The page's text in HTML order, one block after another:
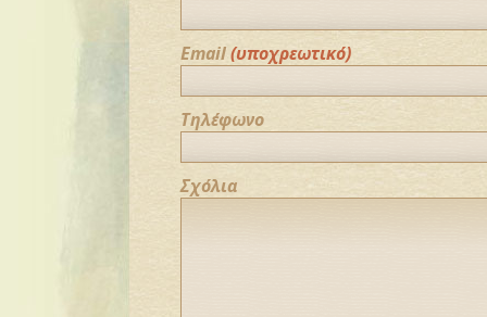
Email(υποχρεωτικό)
Τηλέφωνο
Σχόλια